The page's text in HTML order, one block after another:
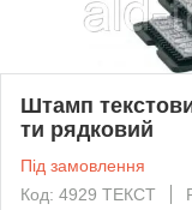
Штамп
ти рядковий
Під замовлення
Код: 4929 ТЕКСТ